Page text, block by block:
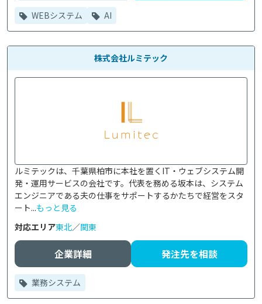
WEBシステム AI
株式会社ルミテック
ルミテックは、千葉県柏市に本社を置くIT・ウェブシステム開
発・運用サービスの会社です。代表を務める坂本は、システム
エンジニアである夫の仕事をサポートするかたちで経営をスタ
ート...もっと見る
対応エリア東北／関東
企業詳細 発注先を相談
業務システム